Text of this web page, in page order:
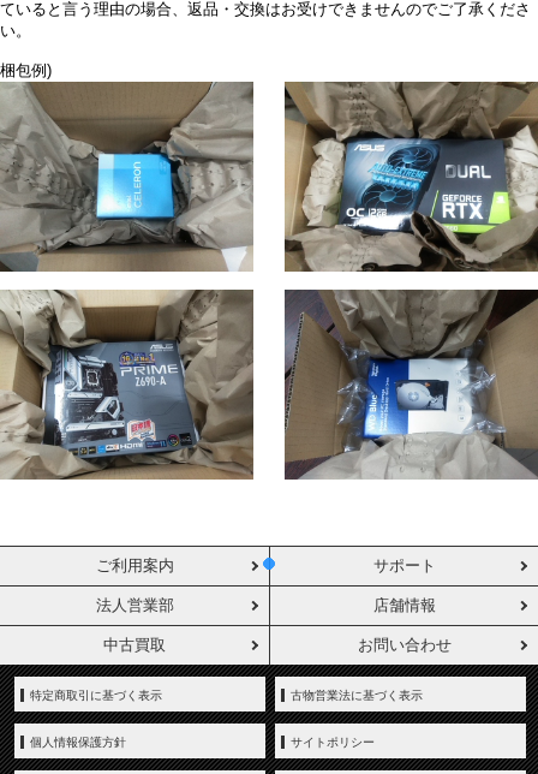
ていると言う理由の場合、返品・交換はお受けできませんのでご了承くださ
い。
梱包例)
ご利用案内 サポート
法人営業部 店舗情報
中古買取 お問い合わせ
特定商取引に基づく表示 古物営業法に基づく表示
個人情報保護方針 サイトポリシー